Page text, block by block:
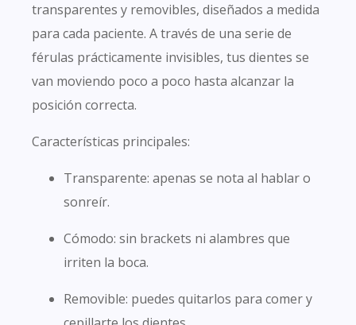
transparentes y removibles, diseñados a medida
para cada paciente. A través de una serie de
férulas prácticamente invisibles, tus dientes se
van moviendo poco a poco hasta alcanzar la
posición correcta.
Características principales:
Transparente: apenas se nota al hablar o
sonreír.
Cómodo: sin brackets ni alambres que
irriten la boca.
Removible: puedes quitarlos para comer y